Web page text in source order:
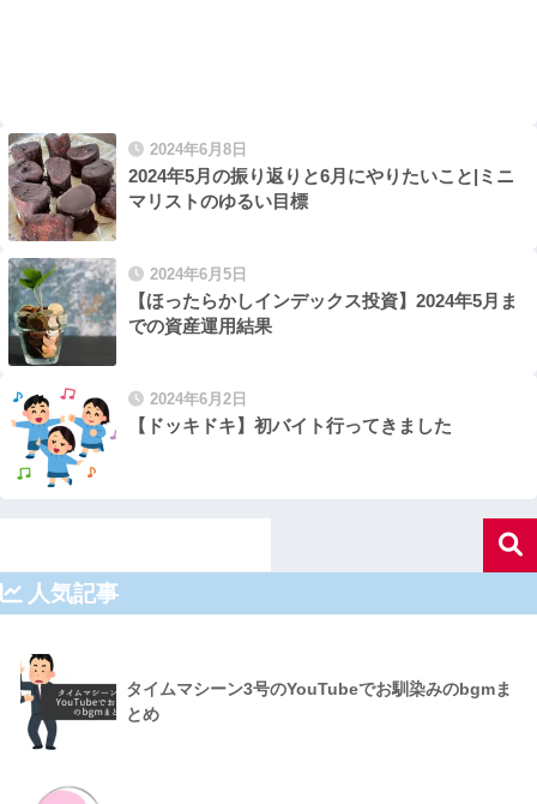
2024年6月8日
2024年5月の振り返りと6月にやりたいこと|ミニ
マリストのゆるい目標
2024年6月5日
【ほったらかしインデックス投資】2024年5月ま
での資産運用結果
2024年6月2日
【ドッキドキ】初バイト行ってきました
人気記事
タイムマシーン3号のYouTubeでお馴染みのbgmま
とめ